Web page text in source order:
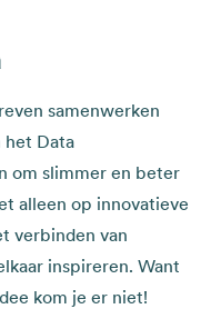
samenwerken
het Data
om slimmer en beter
alleen op innovatieve
verbinden van
inspireren. Want
kom je er niet!